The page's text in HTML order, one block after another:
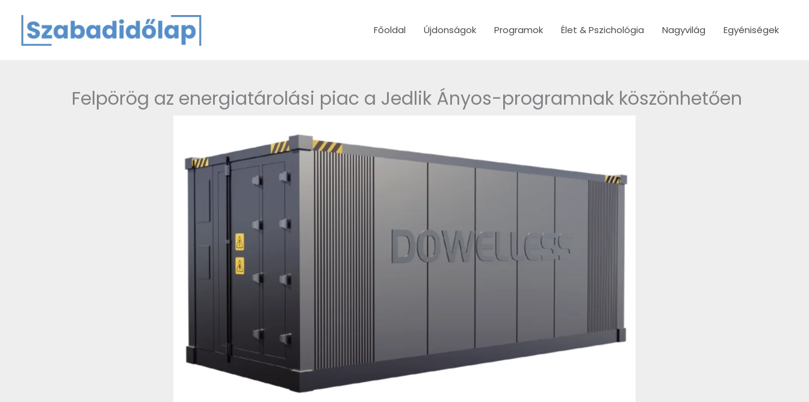
content
Főoldal Újdonságok Programok Élet & Pszichológia Nagyvilág Egyéniségek
Felpörög az energiatárolási piac a Jedlik Ányos-programnak köszönhetően